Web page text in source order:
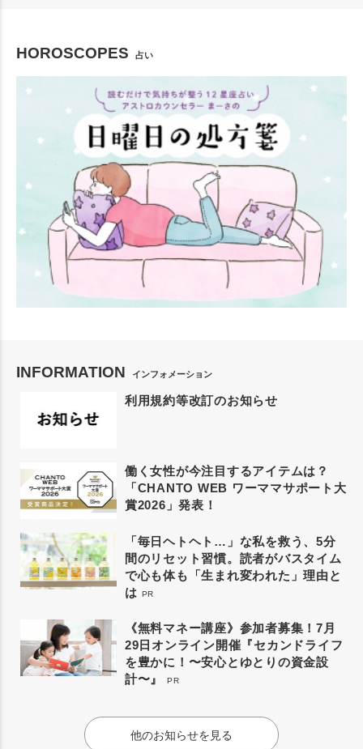
HOROSCOPES 占い
INFORMATION インフォメーション
利用規約等改訂のお知らせ
働く女性が今注目するアイテムは？
「CHANTO WEB ワーママサポート大
賞2026」発表！
「毎日ヘトヘト…」な私を救う、5分
間のリセット習慣。読者がバスタイム
で心も体も「生まれ変われた」理由と
は PR
《無料マネー講座》参加者募集！7月
29日オンライン開催『セカンドライフ
を豊かに！〜安心とゆとりの資金設
計〜』
PR
他のお知らせを見る